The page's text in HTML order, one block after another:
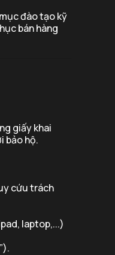
đào tạo kỹ
bán hàng
giấy khai
bảo hộ.
cứu trách
laptop,...)